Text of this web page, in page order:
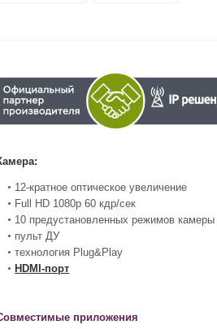
12-кратное оптическое увеличение
Full HD 1080p60 кдр/сек
10 предустановленных режимов камеры
пульт ДУ
технология Plug&Play
HDMI-порт
приложения